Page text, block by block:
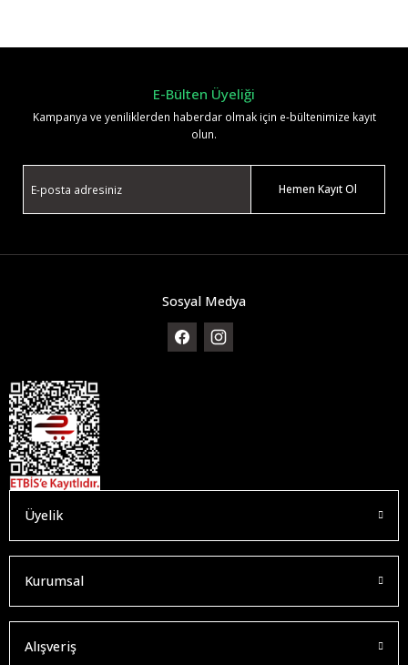
E-Bülten Üyeliği
Kampanya ve yeniliklerden haberdar olmak için e-bültenimize kayıt
olun.
Hemen Kayıt Ol
Sosyal Medya
Üyelik
Kurumsal
Alışveriş